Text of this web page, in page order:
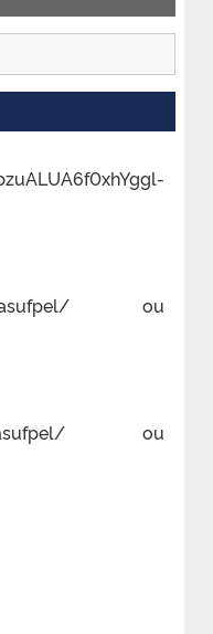
ou
ou